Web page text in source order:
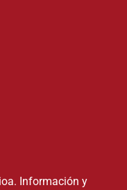
Información y